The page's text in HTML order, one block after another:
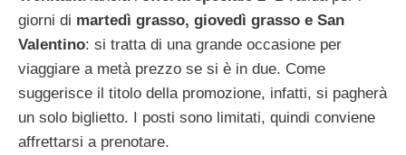
giorni di martedì grasso, giovedì grasso e San
Valentino: si tratta di una grande occasione per
viaggiare a metà prezzo se si è in due. Come
suggerisce il titolo della promozione, infatti, si pagherà
un solo biglietto. I posti sono limitati, quindi conviene
affrettarsi a prenotare.